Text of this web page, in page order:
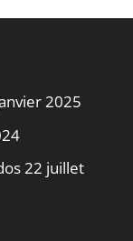
2025
22 juillet